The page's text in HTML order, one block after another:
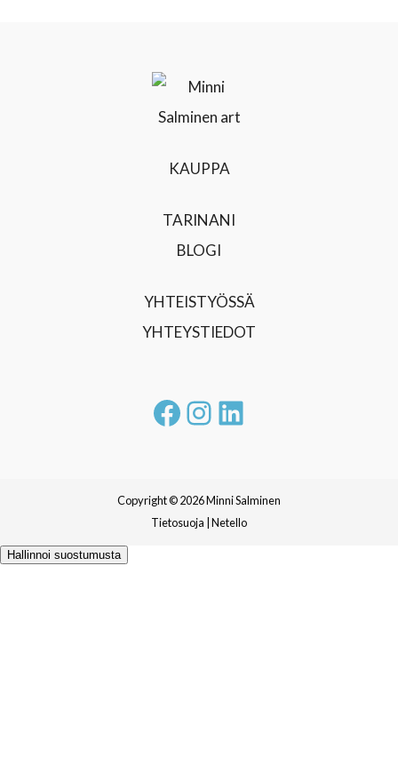
KAUPPA
TARINANI
BLOGI
YHTEISTYÖSSÄ
YHTEYSTIEDOT
Facebook
Instagram
LinkedIn
Copyright © 2026 Minni Salminen
Tietosuoja Netello
Hallinnoi suostumusta